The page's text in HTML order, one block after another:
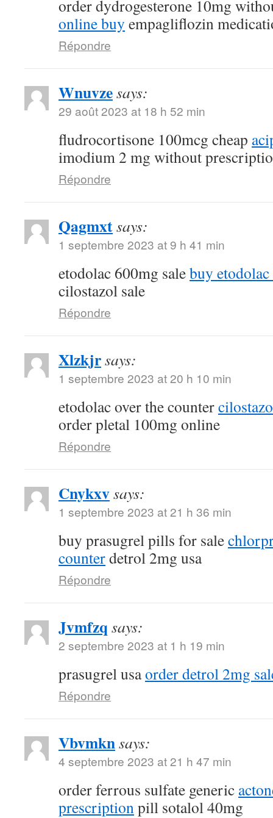
order dydrogesterone 10mg
online buy empagliflozin
Répondre
Wnuvzesays:
29 août 2023 at 18 h 52 min
fludrocortisone 100mcg cheap
imodium 2 mg without
Répondre
Qagmxtsays:
1 septembre 2023 at 9 h 41 min
etodolac 600mg salebuy
cilostazol sale
Répondre
Xlzkjrsays:
1 septembre 2023 at 20 h 10 min
etodolac over the counter
order pletal 100mg online
Répondre
Cnykxvsays:
1 septembre 2023 at 21 h 36 min
buy prasugrel pills for sale
counterdetrol 2mg usa
Répondre
Jvmfzq says:
2 septembre 2023 at 1 h 19 min
prasugrel usaorder detrol 2mg
Répondre
Vbvmknsays:
4 septembre 2023 at 21 h 47 min
order ferrous sulfate generic
prescriptionpill sotalol 40mg